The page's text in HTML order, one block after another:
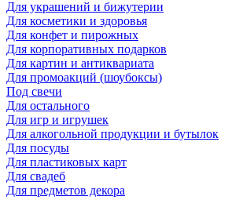
Для украшений и бижутерии
Для косметики и здоровья
Для конфет и пирожных
Для корпоративных подарков
Для картин и антиквариата
Для промоакций (шоубоксы)
Под свечи
Для остального
Для игр и игрушек
Для алкогольной продукции и бутылок
Для посуды
Для пластиковых карт
Для свадеб
Для предметов декора